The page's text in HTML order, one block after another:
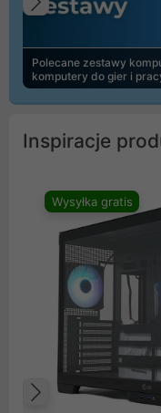
Polecane zestawy
komputery do gier i
Poprzedni
Inspiracje
Wysyłka gratis